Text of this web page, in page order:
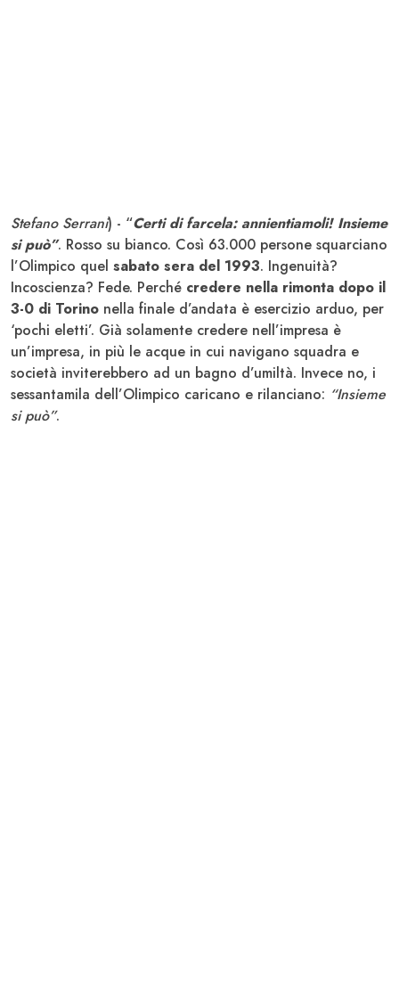
Stefano Serrani) - “Certi di farcela: annientiamoli! Insieme
si può”. Rosso su bianco. Così 63.000 persone squarciano
l’Olimpico quel sabato sera del 1993. Ingenuità?
Incoscienza? Fede. Perché credere nella rimonta dopo il
3-0 di Torino nella finale d’andata è esercizio arduo, per
‘pochi eletti’. Già solamente credere nell’impresa è
un’impresa, in più le acque in cui navigano squadra e
società inviterebbero ad un bagno d’umiltà. Invece no, i
sessantamila dell’Olimpico caricano e rilanciano: “Insieme
si può”.